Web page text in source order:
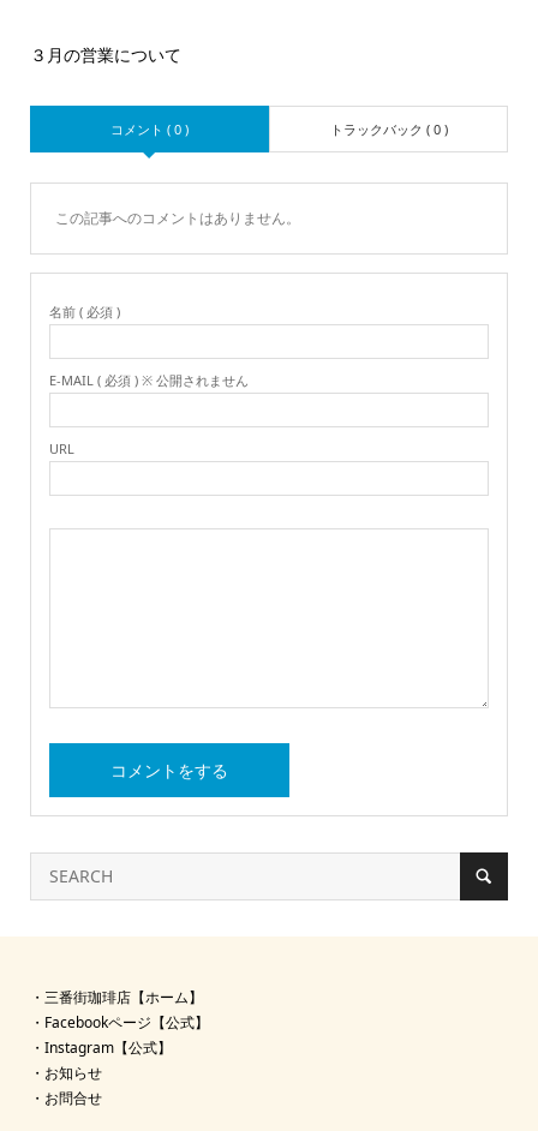
３月の営業について
コメント ( 0 ) トラックバック ( 0 )
この記事へのコメントはありません。
名前 ( 必須 )
E-MAIL ( 必須 ) ※ 公開されません
URL
・ 三番街珈琲店【ホーム】
・ Facebookページ【公式】
・ Instagram【公式】
・ お知らせ
・ お問合せ